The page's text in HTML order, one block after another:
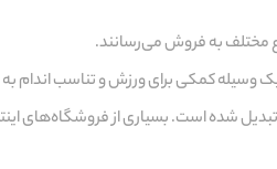
مختلف به فروش می‌رسانند.
وسیله کمکی برای ورزش و تناسب اندام